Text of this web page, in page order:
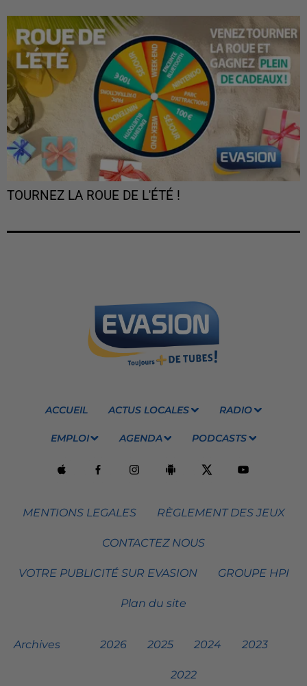
TOURNEZ LA ROUE DE L'ÉTÉ !
ACCUEIL ACTUS LOCALES RADIO
EMPLOI AGENDA PODCASTS
MENTIONS LEGALES RÈGLEMENT DES JEUX
CONTACTEZ NOUS
VOTRE PUBLICITÉ SUR EVASION GROUPE HPI
Plan du site
Archives 2026 2025 2024 2023
2022